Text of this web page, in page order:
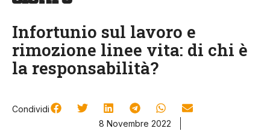
Infortunio sul lavoro e
rimozione linee vita: di chi è
la responsabilità?
Condividi
8 Novembre 2022